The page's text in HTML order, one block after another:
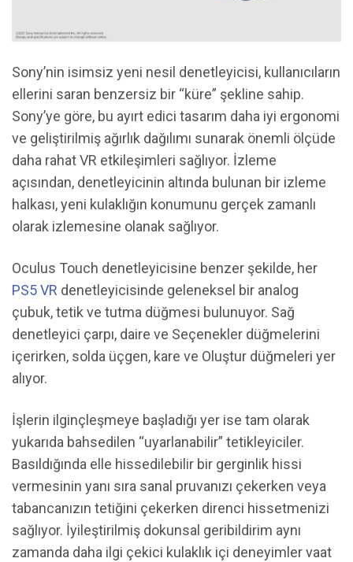
Sony’nin isimsiz yeni nesil denetleyicisi, kullanıcıların
ellerini saran benzersiz bir “küre” şekline sahip.
Sony’ye göre, bu ayırt edici tasarım daha iyi ergonomi
ve geliştirilmiş ağırlık dağılımı sunarak önemli ölçüde
daha rahat VR etkileşimleri sağlıyor. İzleme
açısından, denetleyicinin altında bulunan bir izleme
halkası, yeni kulaklığın konumunu gerçek zamanlı
olarak izlemesine olanak sağlıyor.
Oculus Touch denetleyicisine benzer şekilde, her
PS5 VR denetleyicisinde geleneksel bir analog
çubuk, tetik ve tutma düğmesi bulunuyor. Sağ
denetleyici çarpı, daire ve Seçenekler düğmelerini
içerirken, solda üçgen, kare ve Oluştur düğmeleri yer
alıyor.
İşlerin ilginçleşmeye başladığı yer ise tam olarak
yukarıda bahsedilen “uyarlanabilir” tetikleyiciler.
Basıldığında elle hissedilebilir bir gerginlik hissi
vermesinin yanı sıra sanal pruvanızı çekerken veya
tabancanızın tetiğini çekerken direnci hissetmenizi
sağlıyor. İyileştirilmiş dokunsal geribildirim aynı
zamanda daha ilgi çekici kulaklık içi deneyimler vaat